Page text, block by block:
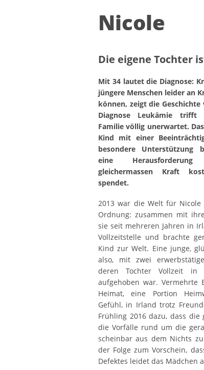
Nicole
Die eigene Tochter
Mit 34 lautet die Diagnose:
jüngere Menschen leider an
können, zeigt die Geschichte
Diagnose Leukämie
Familie völlig unerwartet.
Kind mit einer
besondere Unterstützung
eine
gleichermassen Kraft
spendet.
2013 war die Welt für
Ordnung: zusammen mit
sie seit mehreren Jahren in
Vollzeitstelle und brachte
Kind zur Welt. Eine junge,
also, mit zwei
deren Tochter Vollzeit
aufgehoben war. Vermehrte
Heimat, eine Portion
Gefühl, in Irland trotz
Frühling 2016 dazu, dass
die Vorfälle rund um die
scheinbar aus dem Nichts
der Folge zum Vorschein,
Defektes leidet das Mädchen